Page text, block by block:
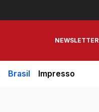
NEWSLETTER
Brasil Impresso